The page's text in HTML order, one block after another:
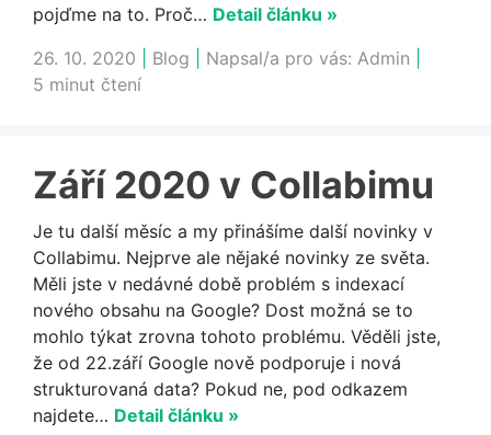
pojďme na to. Proč… Detail článku »
26. 10. 2020
Blog Napsal/a pro vás: Admin
5 minut čtení
Září 2020 v Collabimu
Je tu další měsíc a my přinášíme další novinky v
Collabimu. Nejprve ale nějaké novinky ze světa.
Měli jste v nedávné době problém s indexací
nového obsahu na Google? Dost možná se to
mohlo týkat zrovna tohoto problému. Věděli jste,
že od 22.září Google nově podporuje i nová
strukturovaná data? Pokud ne, pod odkazem
najdete… Detail článku »